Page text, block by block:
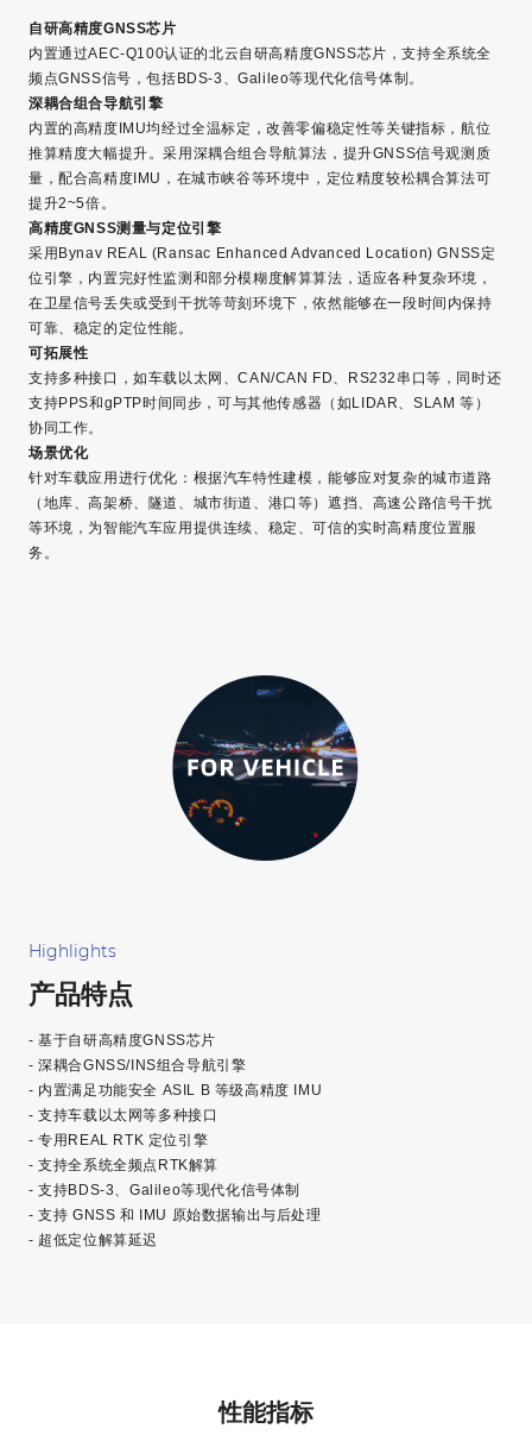
自研高精度GNSS芯片
内置通过AEC-Q100认证的北云自研高精度GNSS芯片，支持全系统全
频点GNSS信号，包括BDS-3、Galileo等现代化信号体制。
深耦合组合导航引擎
内置的高精度IMU均经过全温标定，改善零偏稳定性等关键指标，航位
推算精度大幅提升。采用深耦合组合导航算法，提升GNSS信号观测质
量，配合高精度IMU，在城市峡谷等环境中，定位精度较松耦合算法可
提升2~5倍。
高精度GNSS测量与定位引擎
采用Bynav REAL (Ransac Enhanced Advanced Location) GNSS定
位引擎，内置完好性监测和部分模糊度解算算法，适应各种复杂环境，
在卫星信号丢失或受到干扰等苛刻环境下，依然能够在一段时间内保持
可靠、稳定的定位性能。
可拓展性
支持多种接口，如车载以太网、CAN/CAN FD、RS232串口等，同时还
支持PPS和gPTP时间同步，可与其他传感器（如LIDAR、SLAM 等）
协同工作。
场景优化
针对车载应用进行优化：根据汽车特性建模，能够应对复杂的城市道路
（地库、高架桥、隧道、城市街道、港口等）遮挡、高速公路信号干扰
等环境，为智能汽车应用提供连续、稳定、可信的实时高精度位置服
务。
Highlights
产品特点
- 基于自研高精度GNSS芯片
- 深耦合GNSS/INS组合导航引擎
- 内置满足功能安全 ASIL B 等级高精度 IMU
- 支持车载以太网等多种接口
- 专用REAL RTK 定位引擎
- 支持全系统全频点RTK解算
- 支持BDS-3、Galileo等现代化信号体制
- 支持 GNSS 和 IMU 原始数据输出与后处理
- 超低定位解算延迟
性能指标